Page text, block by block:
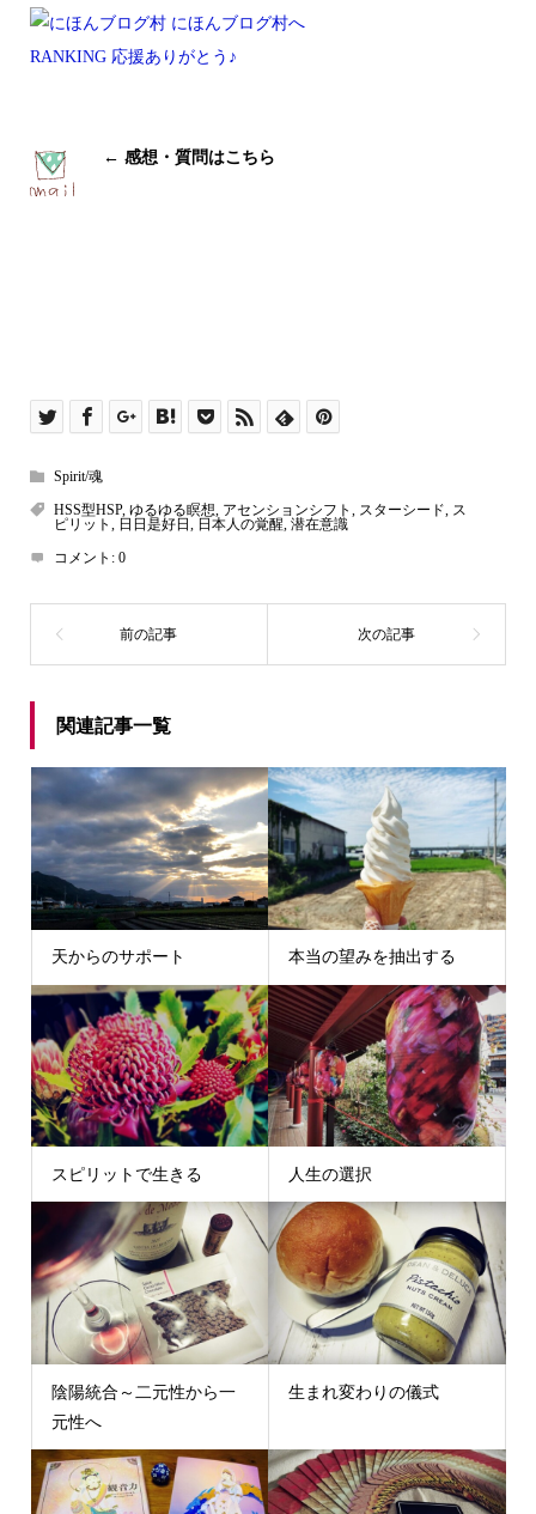
RANKING 応援ありがとう♪
← 感想・質問はこちら
Spirit/魂
HSS型HSP, ゆるゆる瞑想, アセンションシフト , スターシード, ス
ピリット , 日日是好日 , 日本人の覚醒, 潜在意識
コメント: 0
関連記事一覧
天からのサポート 本当の望みを抽出する
スピリットで生きる 人生の選択
陰陽統合～二元性から一
元性へ
生まれ変わりの儀式